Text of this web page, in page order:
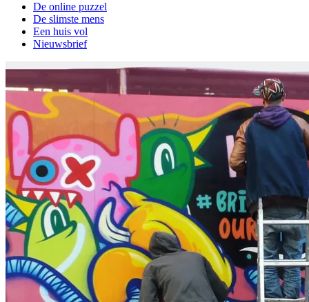
De online puzzel
De slimste mens
Een huis vol
Nieuwsbrief